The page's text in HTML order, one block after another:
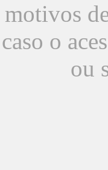
caso o
ou